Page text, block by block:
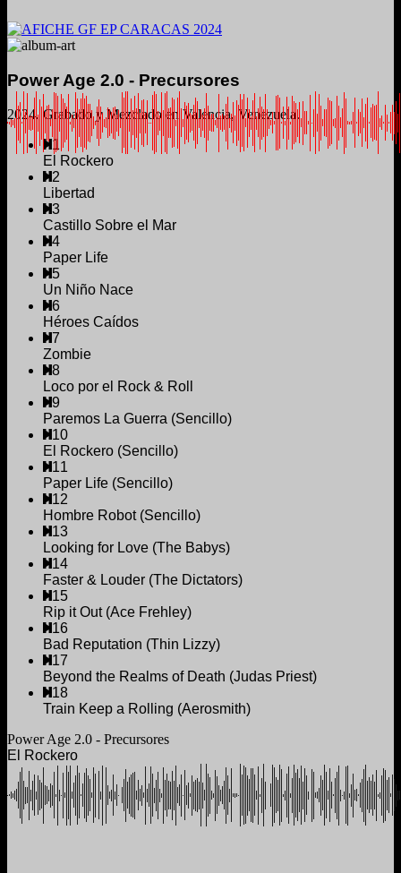
Power Age 2.0 - Precursores
2024. Grabado y Mezclado en Valencia, Venezuela.
1
El Rockero
2
Libertad
3
Castillo Sobre el Mar
4
Paper Life
5
Un Niño Nace
6
Héroes Caídos
7
Zombie
8
Loco por el Rock & Roll
9
Paremos La Guerra (Sencillo)
10
El Rockero (Sencillo)
11
Paper Life (Sencillo)
12
Hombre Robot (Sencillo)
13
Looking for Love (The Babys)
14
Faster & Louder (The Dictators)
15
Rip it Out (Ace Frehley)
16
Bad Reputation (Thin Lizzy)
17
Beyond the Realms of Death (Judas Priest)
18
Train Keep a Rolling (Aerosmith)
Power Age 2.0 - Precursores
El Rockero